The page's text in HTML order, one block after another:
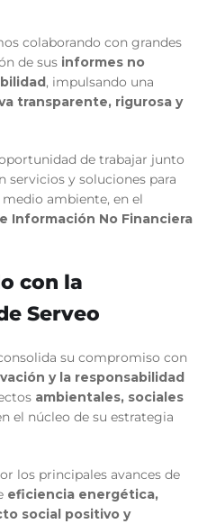
colaborando con grandes
de sus informes no
, impulsando una
transparente, rigurosa y
de trabajar junto
servicios y soluciones para
ambiente, en el
Información No Financiera
con la
Serveo
su compromiso con
y la responsabilidad
ambientales, sociales
el núcleo de su estrategia
los principales avances de
eficiencia energética,
social positivo y